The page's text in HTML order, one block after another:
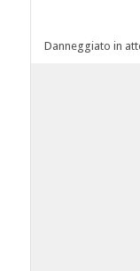
Danneggiato in